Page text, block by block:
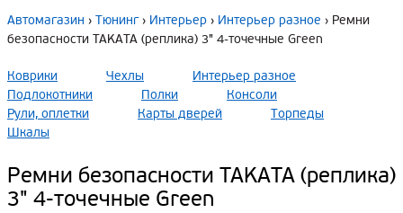
Автомагазин › Тюнинг› Интерьер › Интерьер разное › Ремни
безопасности TAKATA (реплика) 3" 4-точечные Green
Коврики Чехлы
Интерьер разное
Подлокотники
Полки
Консоли
Рули, оплетки
Карты дверей
Торпеды
Шкалы
Ремни безопасности TAKATA (реплика)
3" 4-точечные Green